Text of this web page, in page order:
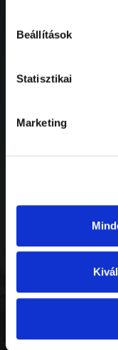
Beállítások
Statisztikai
Marketing